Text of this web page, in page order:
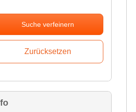
Suche verfeinern